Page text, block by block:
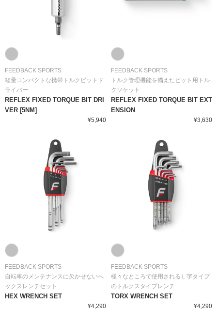
FEEDBACK SPORTS
軽量コンパクトな携帯トルクビットド
ライバー
REFLEX FIXED TORQUE BIT DRI
VER [5NM]
¥5,940
FEEDBACK SPORTS
トルク管理機能を備えたビット用トル
クソケット
REFLEX FIXED TORQUE BIT EXT
ENSION
¥3,630
FEEDBACK SPORTS
自転車のメンテナンスに欠かせないへ
ックスレンチセット
HEX WRENCH SET
¥4,290
FEEDBACK SPORTS
様々なところで使用されるＬ字タイプ
のトルクスタイプレンチ
TORX WRENCH SET
¥4,290